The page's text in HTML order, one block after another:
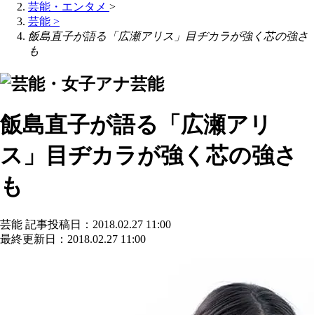
芸能・エンタメ >
芸能 >
飯島直子が語る「広瀬アリス」目ヂカラが強く芯の強さ
も
芸能
飯島直子が語る「広瀬アリ
ス」目ヂカラが強く芯の強さ
も
芸能 記事投稿日：2018.02.27 11:00
最終更新日：2018.02.27 11:00